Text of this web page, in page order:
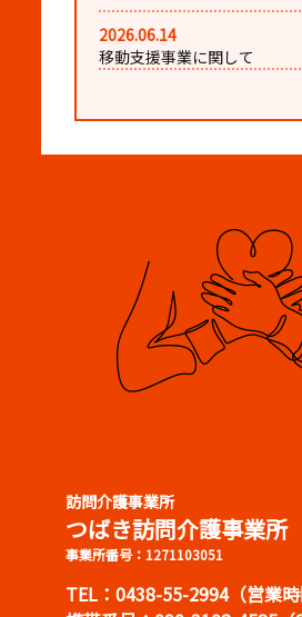
2026.06.14
移動支援事業に関して
訪問介護事業所
つばき訪問介護事業所
事業所番号：1271103051
TEL：0438-55-2994（営業時